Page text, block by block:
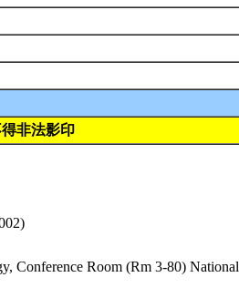
非法影印
Conference Room (Rm 3-80) National